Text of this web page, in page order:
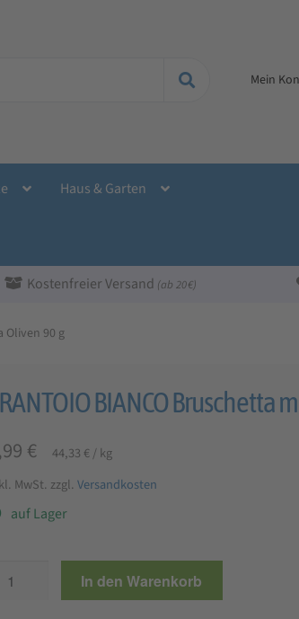
Mein
Haus & Garten
Kostenfreier Versand (ab 20 €)
Oliven 90 g
BIANCO Bruschetta
€ 44,33 € /kg
MwSt. zzgl. Versandkosten
auf Lager
In den Warenkorb